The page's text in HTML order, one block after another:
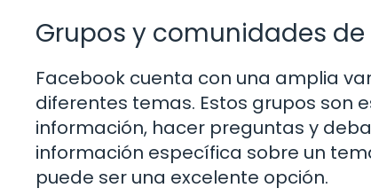
Grupos y comunidades de
Facebook cuenta con una amplia
diferentes temas. Estos grupos son
información, hacer preguntas y
información específica sobre un
puede ser una excelente opción.